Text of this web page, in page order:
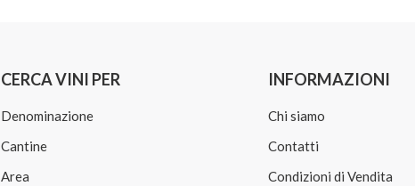
CERCA VINI PER
Denominazione
Cantine
Area
INFORMAZIONI
Chi siamo
Contatti
Condizioni di Vendita